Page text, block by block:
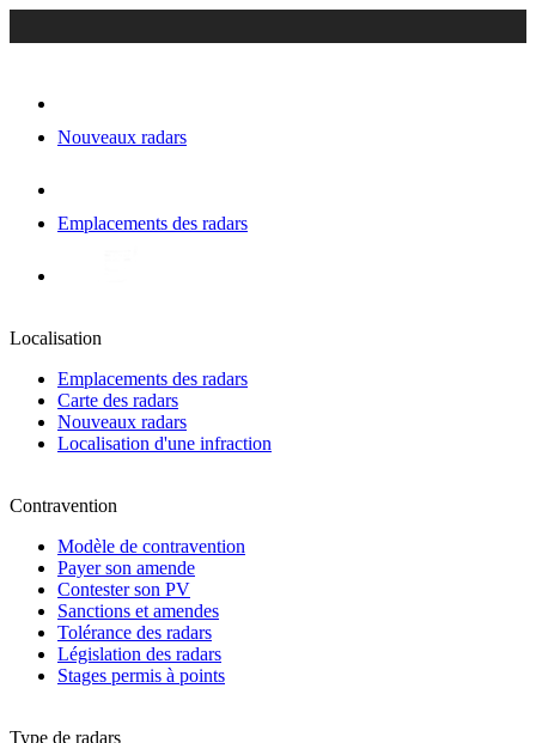
Nouveaux radars
Emplacements des radars
Localisation
Emplacements des radars
Carte des radars
Nouveaux radars
Localisation d'une infraction
Contravention
Modèle de contravention
Payer son amende
Contester son PV
Sanctions et amendes
Tolérance des radars
Législation des radars
Stages permis à points
Type de radars